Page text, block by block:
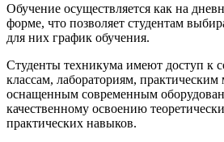
Обучение осуществляется как на
форме, что позволяет студентам
для них график обучения.
Студенты техникума имеют доступ к
классам, лабораториям,
оснащенным современным
качественному освоению
практических навыков.